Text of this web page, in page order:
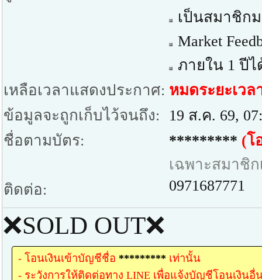
เป็นสมาชิก
Market
ภายใน 1 ปีไ
เหลือเวลาแสดงประกาศ: หมดระยะเว
ข้อมูลจะถูกเก็บไว้จนถึง:
19 ส.ค. 69,
ชื่อตามบัตร:
********* (โ
เฉพาะสมาชิ
ติดต่อ:
0971687771
❌SOLD OUT❌
- โอนเงินเข้าบัญชีชื่อ ********* เท่านั้น
- ระวังการให้ติดต่อทาง LINE เพื่อแจ้งบัญชีโอนเงินอื่